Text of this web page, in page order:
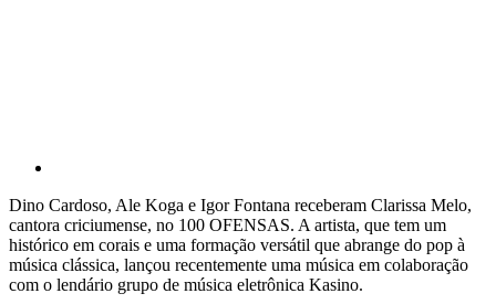
Dino Cardoso, Ale Koga e Igor Fontana receberam Clarissa Melo,
cantora criciumense, no 100 OFENSAS. A artista, que tem um
histórico em corais e uma formação versátil que abrange do pop à
música clássica, lançou recentemente uma música em colaboração
com o lendário grupo de música eletrônica Kasino.